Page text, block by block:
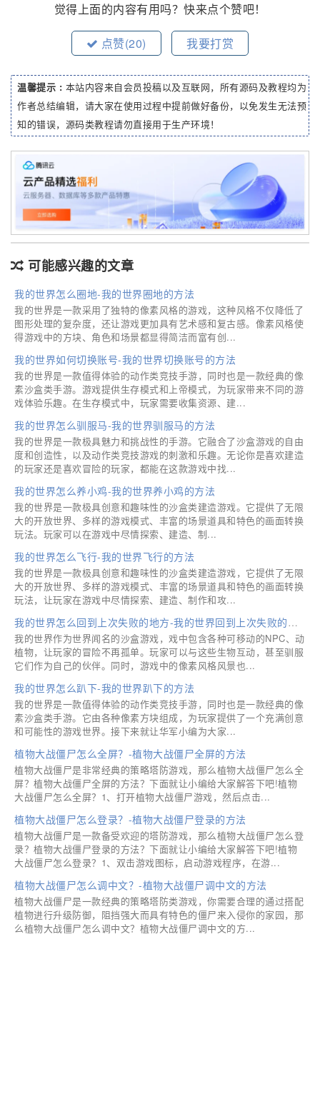
觉得上面的内容有用吗？快来点个赞吧！
点赞(20) 我要打赏
温馨提示 : 本站内容来自会员投稿以及互联网，所有源码及教程均为
作者总结编辑，请大家在使用过程中提前做好备份，以免发生无法预
知的错误，源码类教程请勿直接用于生产环境！
可能感兴趣的文章
我的世界怎么圈地-我的世界圈地的方法
我的世界是一款采用了独特的像素风格的游戏，这种风格不仅降低了
图形处理的复杂度，还让游戏更加具有艺术感和复古感。像素风格使
得游戏中的方块、角色和场景都显得简洁而富有创...
我的世界如何切换账号-我的世界切换账号的方法
我的世界是一款值得体验的动作类竞技手游，同时也是一款经典的像
素沙盒类手游。游戏提供生存模式和上帝模式，为玩家带来不同的游
戏体验乐趣。在生存模式中，玩家需要收集资源、建...
我的世界怎么驯服马-我的世界驯服马的方法
我的世界是一款极具魅力和挑战性的手游。它融合了沙盒游戏的自由
度和创造性，以及动作类竞技游戏的刺激和乐趣。无论你是喜欢建造
的玩家还是喜欢冒险的玩家，都能在这款游戏中找...
我的世界怎么养小鸡-我的世界养小鸡的方法
我的世界是一款极具创意和趣味性的沙盒类建造游戏。它提供了无限
大的开放世界、多样的游戏模式、丰富的场景道具和特色的画面转换
玩法。玩家可以在游戏中尽情探索、建造、制...
我的世界怎么飞行-我的世界飞行的方法
我的世界是一款极具创意和趣味性的沙盒类建造游戏，它提供了无限
大的开放世界、多样的游戏模式、丰富的场景道具和特色的画面转换
玩法，让玩家在游戏中尽情探索、建造、制作和攻...
我的世界怎么回到上次失败的地方-我的世界回到上次失败的地方的方法
我的世界作为世界闻名的沙盒游戏，戏中包含各种可移动的NPC、动
植物，让玩家的冒险不再孤单。玩家可以与这些生物互动，甚至驯服
它们作为自己的伙伴。同时，游戏中的像素风格风景也...
我的世界怎么趴下-我的世界趴下的方法
我的世界是一款值得体验的动作类竞技手游，同时也是一款经典的像
素沙盒类手游。它由各种像素方块组成，为玩家提供了一个充满创意
和可能性的游戏世界。接下来就让华军小编为大家...
植物大战僵尸怎么全屏？-植物大战僵尸全屏的方法
植物大战僵尸是非常经典的策略塔防游戏，那么植物大战僵尸怎么全
屏？植物大战僵尸全屏的方法？下面就让小编给大家解答下吧!植物
大战僵尸怎么全屏？1、打开植物大战僵尸游戏，然后点击...
植物大战僵尸怎么登录？-植物大战僵尸登录的方法
植物大战僵尸是一款备受欢迎的塔防游戏，那么植物大战僵尸怎么登
录？植物大战僵尸登录的方法？下面就让小编给大家解答下吧!植物
大战僵尸怎么登录？1、双击游戏图标，启动游戏程序，在游...
植物大战僵尸怎么调中文？-植物大战僵尸调中文的方法
植物大战僵尸是一款经典的策略塔防类游戏，你需要合理的通过搭配
植物进行升级防御，阻挡强大而具有特色的僵尸来入侵你的家园，那
么植物大战僵尸怎么调中文？植物大战僵尸调中文的方...